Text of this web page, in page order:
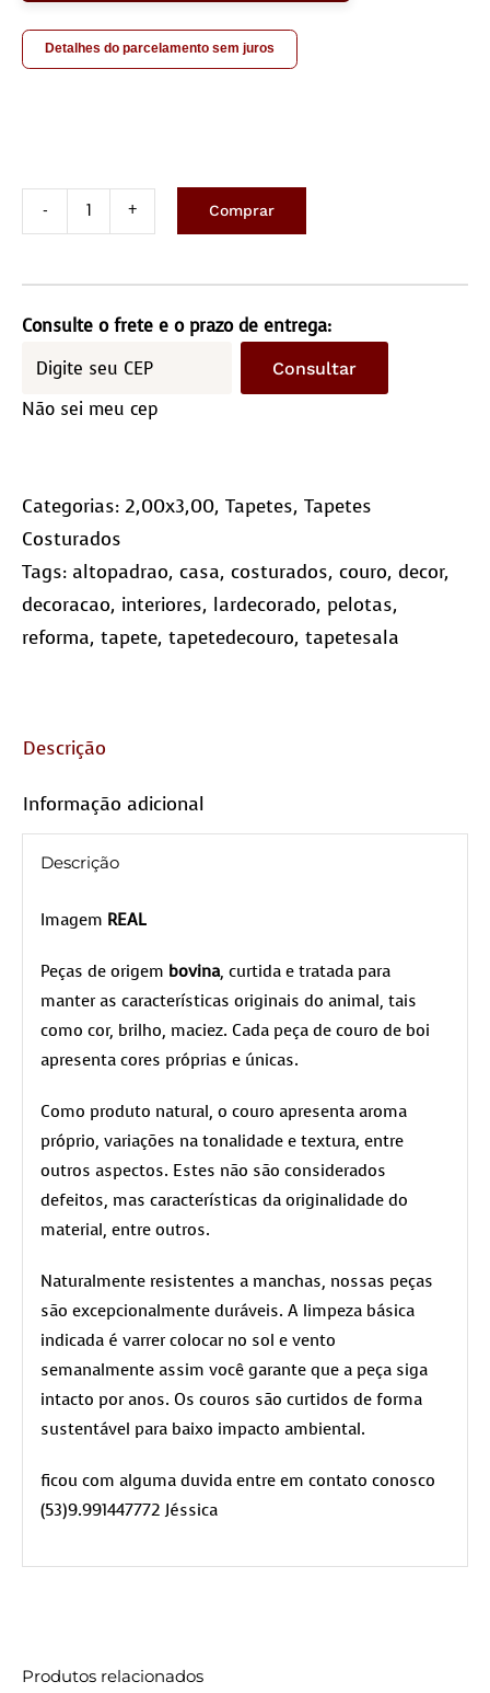
Detalhes do parcelamento sem juros
Couro
2,0x3,0m
(10x10)
Comprar
Consulte o frete e o prazo de entrega:
Consultar
Não sei meu cep
Categorias: 2,00x3,00, Tapetes, Tapetes
Costurados
Tags: altopadrao, casa, costurados, couro, decor,
decoracao, interiores, lardecorado, pelotas,
reforma, tapete, tapetedecouro, tapetesala
Descrição
Informação adicional
Descrição
Imagem REAL
Peças de origem bovina, curtida e tratada para
manter as características originais do animal, tais
como cor, brilho, maciez. Cada peça de couro de boi
apresenta cores próprias e únicas.
Como produto natural, o couro apresenta aroma
próprio, variações na tonalidade e textura, entre
outros aspectos. Estes não são considerados
defeitos, mas características da originalidade do
material, entre outros.
Naturalmente resistentes a manchas, nossas peças
são excepcionalmente duráveis. A limpeza básica
indicada é varrer colocar no sol e vento
semanalmente assim você garante que a peça siga
intacto por anos. Os couros são curtidos de forma
sustentável para baixo impacto ambiental.
ficou com alguma duvida entre em contato conosco
(53)9.991447772 Jéssica
Produtos relacionados